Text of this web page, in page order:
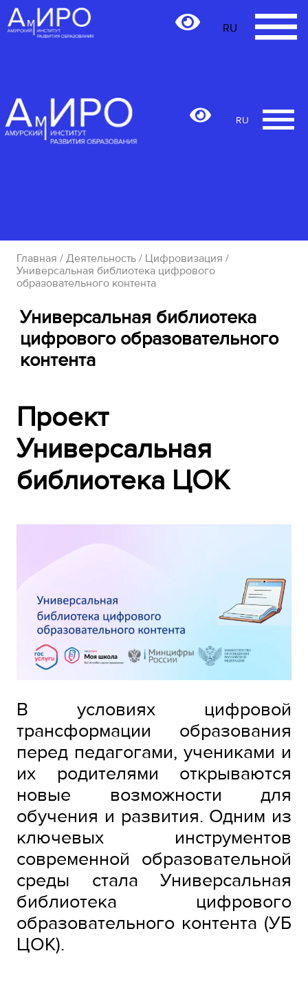
RU
RU
Главная /Деятельность / Цифровизация /
Универсальная библиотека цифрового
образовательного контента
Универсальная библиотека
цифрового образовательного
контента
Проект
Универсальная
библиотека ЦОК
В условиях цифровой
трансформации образования
перед педагогами, учениками и
их родителями открываются
новые возможности для
обучения и развития. Одним из
ключевых инструментов
современной образовательной
среды стала Универсальная
библиотека цифрового
образовательного контента (УБ
ЦОК).